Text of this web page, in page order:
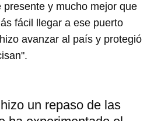
y mucho mejor que
fácil llegar a ese puerto
avanzar al país y protegió
un repaso de las